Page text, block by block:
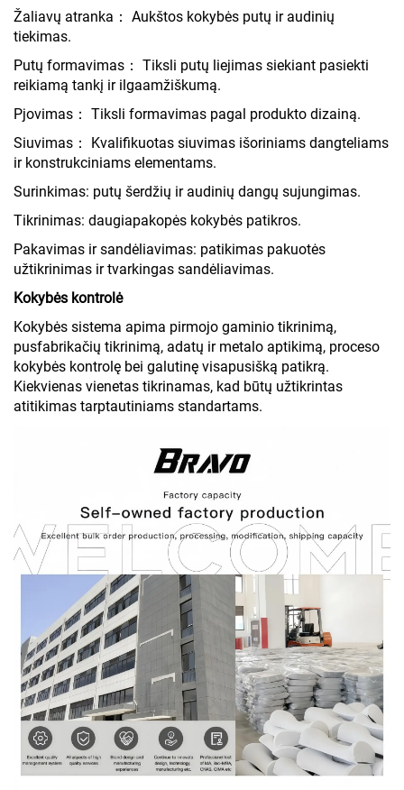
Žaliavų atranka： Aukštos kokybės putų ir audinių
tiekimas.
Putų formavimas： Tiksli putų liejimas siekiant pasiekti
reikiamą tankį ir ilgaamžiškumą.
Pjovimas： Tiksli formavimas pagal produkto dizainą.
Siuvimas： Kvalifikuotas siuvimas išoriniams dangteliams
ir konstrukciniams elementams.
Surinkimas: putų šerdžių ir audinių dangų sujungimas.
Tikrinimas: daugiapakopės kokybės patikros.
Pakavimas ir sandėliavimas: patikimas pakuotės
užtikrinimas ir tvarkingas sandėliavimas.
Kokybės kontrolė
Kokybės sistema apima pirmojo gaminio tikrinimą,
pusfabrikačių tikrinimą, adatų ir metalo aptikimą, proceso
kokybės kontrolę bei galutinę visapusišką patikrą.
Kiekvienas vienetas tikrinamas, kad būtų užtikrintas
atitikimas tarptautiniams standartams.